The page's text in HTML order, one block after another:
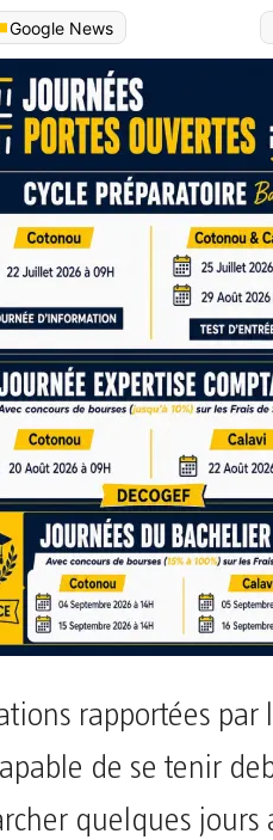
Google News
rapportées par
de se tenir
quelques jours